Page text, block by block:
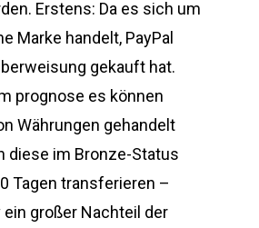
Erstens: Da es sich um
Marke handelt, PayPal
gekauft hat.
prognose es können
Währungen gehandelt
diese im Bronze-Status
Tagen transferieren –
großer Nachteil der